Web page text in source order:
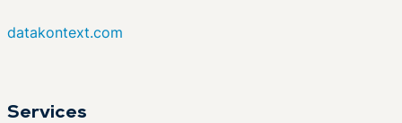
datakontext.com
Services